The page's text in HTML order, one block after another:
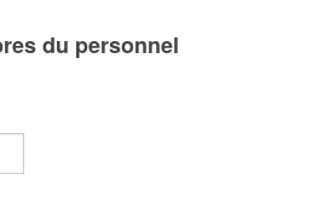
du personnel